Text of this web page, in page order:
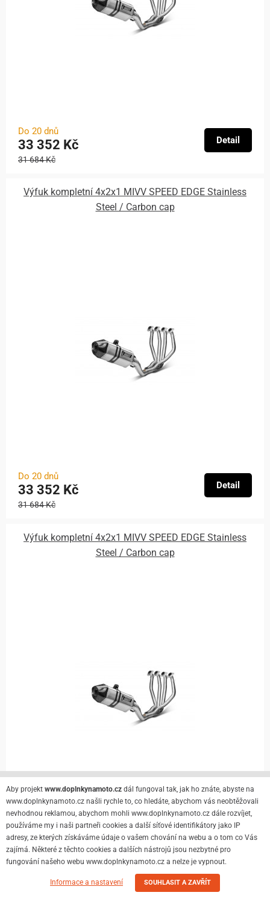
Do 20 dnů
33 352 Kč
31 684 Kč
Detail
Výfuk kompletní 4x2x1 MIVV SPEED EDGE Stainless
Steel / Carbon cap
Do 20 dnů
33 352 Kč
31 684 Kč
Detail
Výfuk kompletní 4x2x1 MIVV SPEED EDGE Stainless
Steel / Carbon cap
Do 20 dnů
33 352 Kč
31 684 Kč
Detail
Výfuk kompletní 4x2x1 MIVV DELTA RACE Stainless
Aby projekt www.doplnkynamoto.cz dál fungoval tak, jak ho znáte, abyste na
www.doplnkynamoto.cz našli rychle to, co hledáte, abychom vás neobtěžovali
nevhodnou reklamou, abychom mohli www.doplnkynamoto.cz dále rozvíjet,
používáme my i naši partneři cookies a další síťové identifikátory jako IP
adresy, ze kterých získáváme údaje o vašem chování na webu a o tom co Vás
zajímá. Některé z těchto cookies a dalších nástrojů jsou nezbytné pro
fungování našeho webu www.doplnkynamoto.cz a nelze je vypnout.
Informace a nastavení SOUHLASIT A ZAVŘÍT